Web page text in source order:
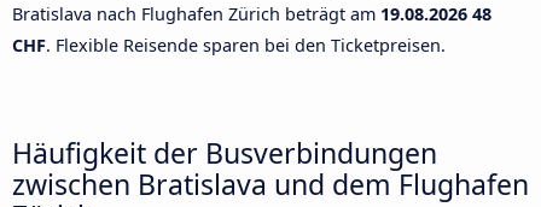
Bratislava nach Flughafen Zürich beträgt am 19.08.2026 48
CHF. Flexible Reisende sparen bei den Ticketpreisen.
Häufigkeit der Busverbindungen
zwischen Bratislava und dem Flughafen